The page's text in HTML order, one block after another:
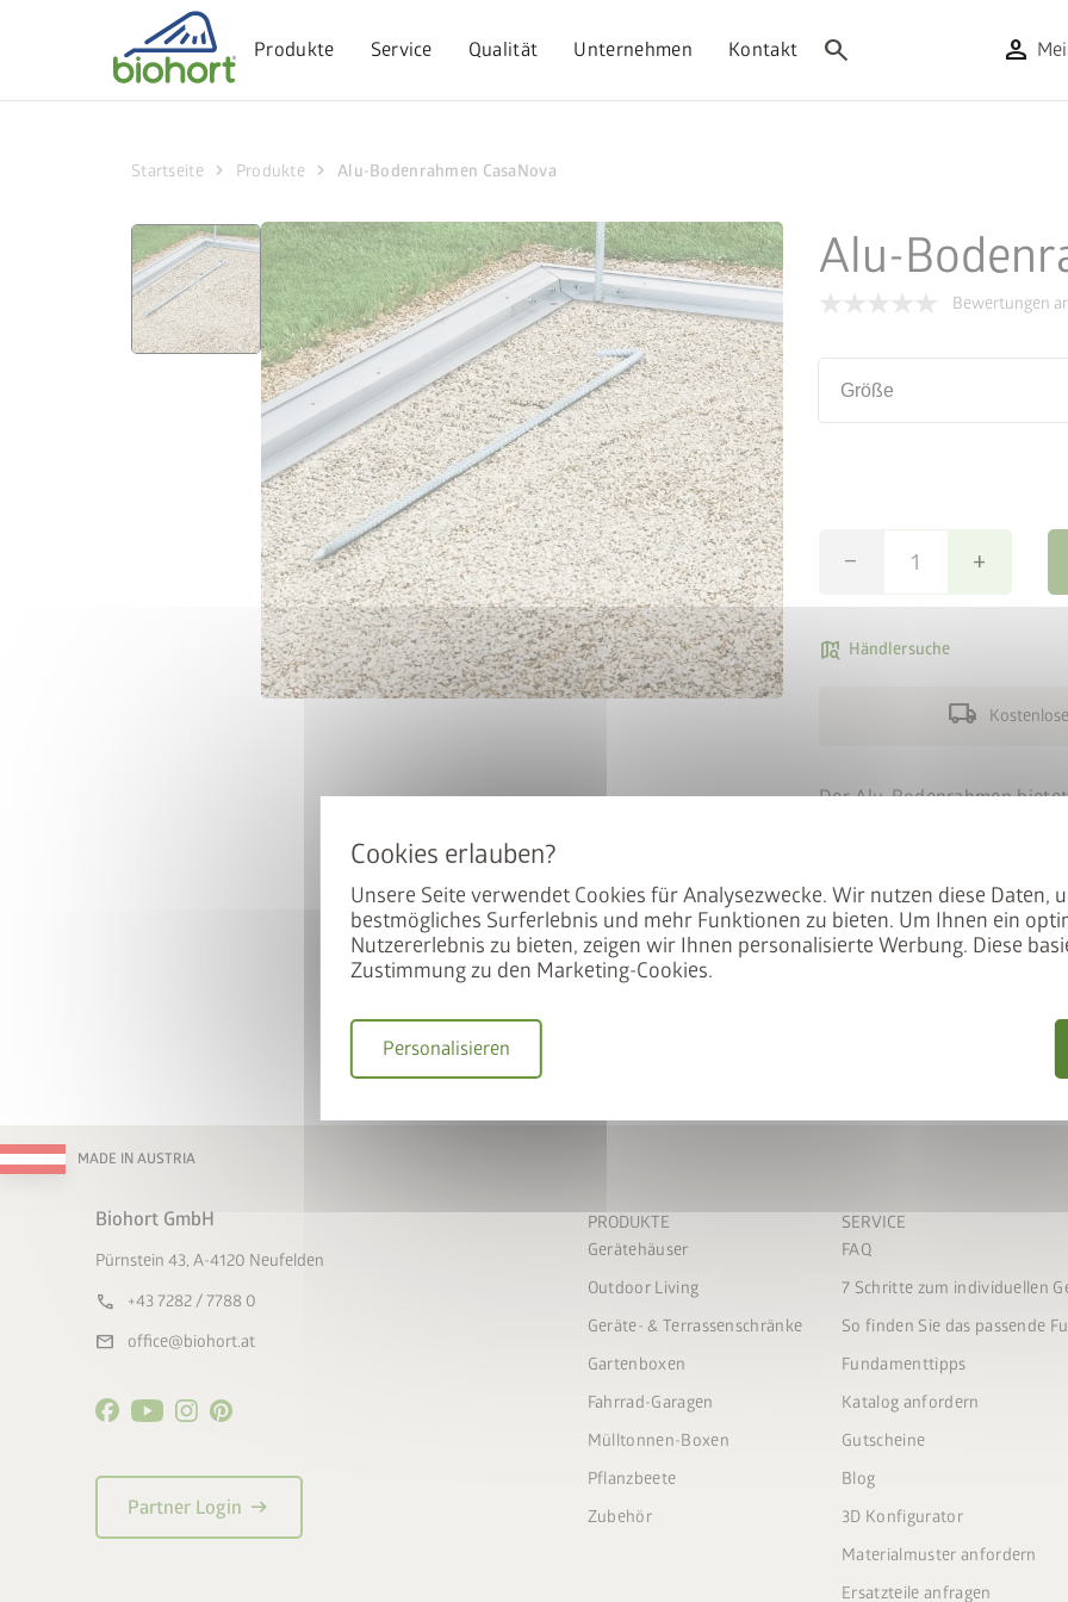
Unsere Seite verwendet Cookies für Analysezwecke. Wir nutzen diese Daten,
bestmögliches Surferlebnis und mehr Funktionen zu bieten. Um Ihnen ein
Nutzererlebnis zu bieten, zeigen wir Ihnen personalisierte Werbung. Diese
Zustimmung zu den Marketing-Cookies.
Personalisieren
Produkte Service Qualität Unternehmen Kontakt search person
Startseite chevron_right Produkte chevron_right Alu-Bodenrahmen CasaNova
Alu-
Bewertungen
Größe
remove add
map_search Händlersuche
local_shipping
Der Alu-Bodenrahmen
und ist daher besonders
Punktfundaments oder
notwendig. Kann
MADE IN AUSTRIA
Biohort GmbH
Pürnstein 43, A-4120 Neufelden
call +43 7282 / 7788 0
mail office@biohort.at
Partner Login arrow_right_alt
PRODUKTE
Gerätehäuser
Outdoor Living
Geräte- & Terrassenschränke
Gartenboxen
Fahrrad-Garagen
Mülltonnen-Boxen
Pflanzbeete
Zubehör
SERVICE
FAQ
7 Schritte zum individuellen
So finden Sie das passende
Fundamenttipps
Katalog anfordern
Gutscheine
Blog
3D Konfigurator
Materialmuster anfordern
Ersatzteile anfragen